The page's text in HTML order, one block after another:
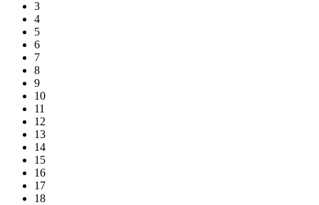
3
4
5
6
7
8
9
10
11
12
13
14
15
16
17
18